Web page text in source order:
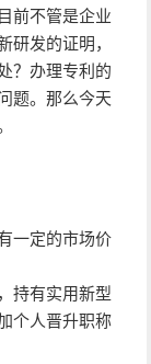
前不管是企业
研发的证明，
？办理专利的
题。那么今天
一定的市场价
持有实用新型
个人晋升职称